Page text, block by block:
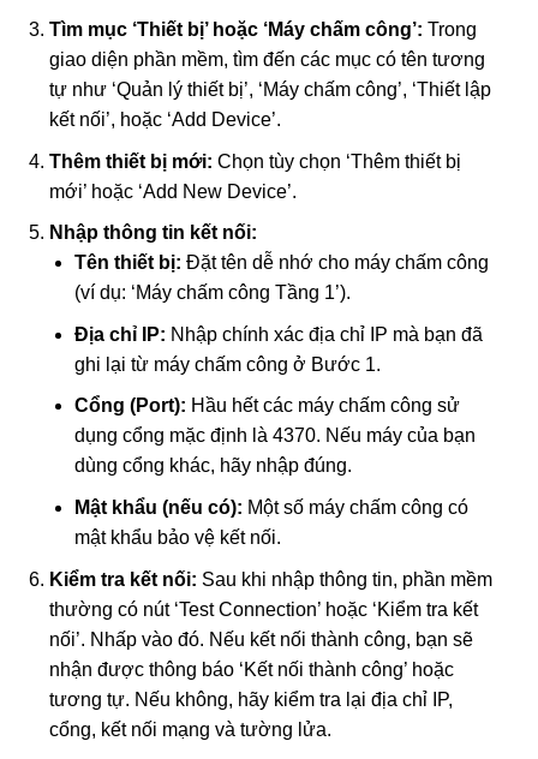
Tìm mục ‘Thiết bị’ hoặc ‘Máy chấm công’: Trong
giao diện phần mềm, tìm đến các mục có tên tương
tự như ‘Quản lý thiết bị’, ‘Máy chấm công’, ‘Thiết lập
kết nối’, hoặc ‘Add Device’.
Thêm thiết bị mới: Chọn tùy chọn ‘Thêm thiết bị
mới’ hoặc ‘Add New Device’.
Nhập thông tin kết nối:
Tên thiết bị: Đặt tên dễ nhớ cho máy chấm công
(ví dụ: ‘Máy chấm công Tầng 1’).
Địa chỉ IP: Nhập chính xác địa chỉ IP mà bạn đã
ghi lại từ máy chấm công ở Bước 1.
Cổng (Port): Hầu hết các máy chấm công sử
dụng cổng mặc định là 4370. Nếu máy của bạn
dùng cổng khác, hãy nhập đúng.
Mật khẩu (nếu có): Một số máy chấm công có
mật khẩu bảo vệ kết nối.
Kiểm tra kết nối: Sau khi nhập thông tin, phần mềm
thường có nút ‘Test Connection’ hoặc ‘Kiểm tra kết
nối’. Nhấp vào đó. Nếu kết nối thành công, bạn sẽ
nhận được thông báo ‘Kết nối thành công’ hoặc
tương tự. Nếu không, hãy kiểm tra lại địa chỉ IP,
cổng, kết nối mạng và tường lửa.